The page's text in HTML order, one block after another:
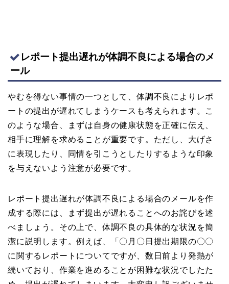
レポート提出遅れが体調不良による場合のメ
ール
やむを得ない事情の一つとして、体調不良によりレポ
ートの提出が遅れてしまうケースも考えられます。こ
のような場合、まずは自身の健康状態を正確に伝え、
相手に理解を求めることが重要です。ただし、大げさ
に表現したり、同情を引こうとしたりするような印象
を与えないよう注意が必要です。
レポート提出遅れが体調不良による場合のメールを作
成する際には、まず提出が遅れることへのお詫びを述
べましょう。その上で、体調不良の具体的な状況を簡
潔に説明します。例えば、「〇月〇日提出期限の〇〇
に関するレポートについてですが、数日前より発熱が
続いており、作業を進めることが困難な状況でしたた